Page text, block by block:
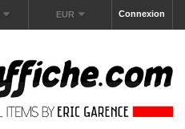
Connexion
EUR